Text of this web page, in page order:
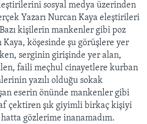
sosyal medya üzerinden
Yazarı Nurcan Kaya eleştirileri
kişilerin mankenler gibi poz
köşesinde şu görüşlere yer
serginin girişinde yer alan,
faili meçhul cinayetlere kurban
yazılı olduğu sokak
eserin önünde mankenler gibi
çektiren şık giyimli birkaç kişiyi
hatta gözlerime inanamadım.